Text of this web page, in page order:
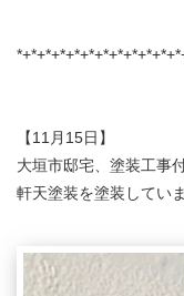
【11月15日】
大垣市邸宅、塗装工事
軒天塗装を塗装していま